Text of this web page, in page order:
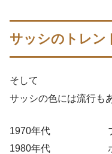
サッシのトレン
そして
サッシの色には流行も
1970年代 ブロ
1980年代 ホ